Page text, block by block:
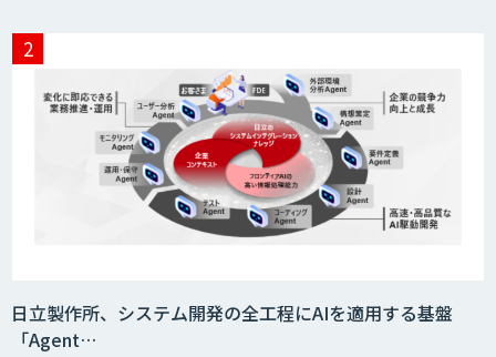
日立製作所、システム開発の全工程にAIを適用する基盤
「Agent…